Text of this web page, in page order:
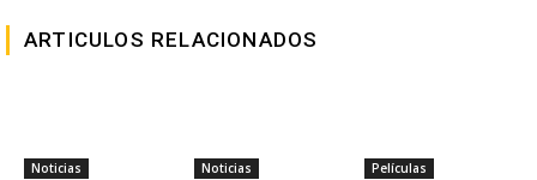
ARTICULOS RELACIONADOS
Noticias Noticias Películas